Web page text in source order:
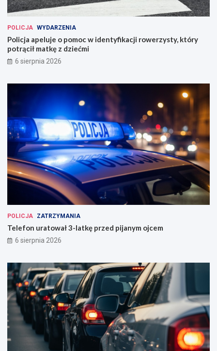
POLICJA WYDARZENIA
Policja apeluje o pomoc w identyfikacji rowerzysty, który
potrącił matkę z dziećmi
6 sierpnia 2026
POLICJA ZATRZYMANIA
Telefon uratował 3-latkę przed pijanym ojcem
6 sierpnia 2026